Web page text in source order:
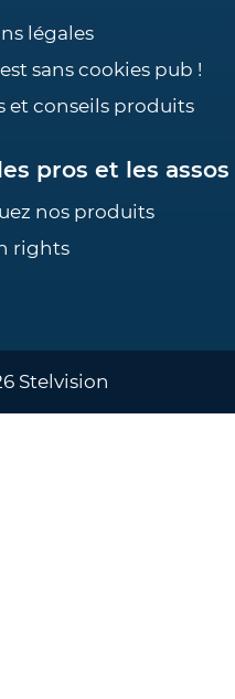
légales
sans cookies pub !
et conseils produits
pros et les assos
nos produits
rights
Stelvision